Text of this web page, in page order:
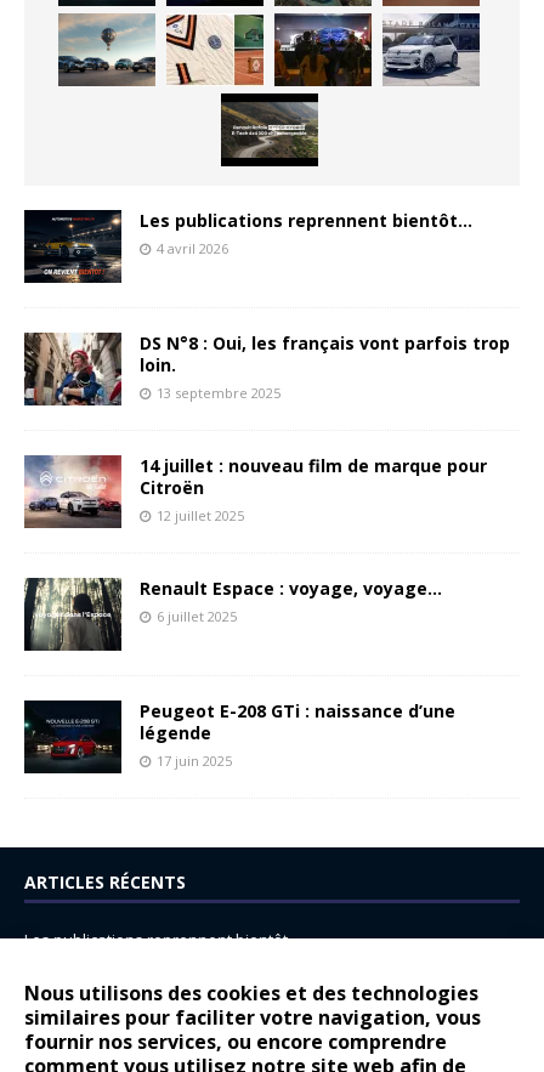
Nous utilisons des cookies et des technologies
similaires pour faciliter votre navigation, vous
fournir nos services, ou encore comprendre
comment vous utilisez notre site web afin de
Les publications reprennent bientôt…
4 avril 2026
DS N°8 : Oui, les français vont parfois trop
loin.
13 septembre 2025
14 juillet : nouveau film de marque pour
Citroën
12 juillet 2025
Renault Espace : voyage, voyage…
6 juillet 2025
Peugeot E-208 GTi : naissance d’une
légende
17 juin 2025
ARTICLES RÉCENTS
Les publications reprennent bientôt…
14 juillet : nouveau film de marque pour Citroën
Renault Espace : voyage, voyage…